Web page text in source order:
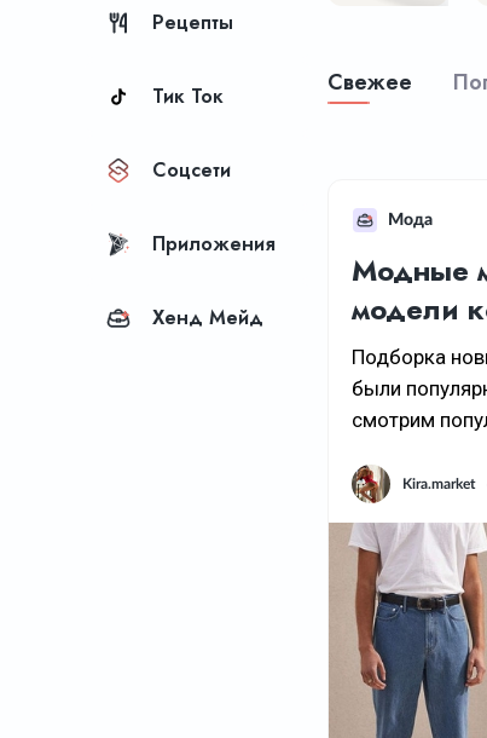
Рецепты
Тик Ток
Соцсети
Приложения
Хенд Мейд
Свежее
Мода
Модные
модели
Подборка
были
смотрим
Kira.market